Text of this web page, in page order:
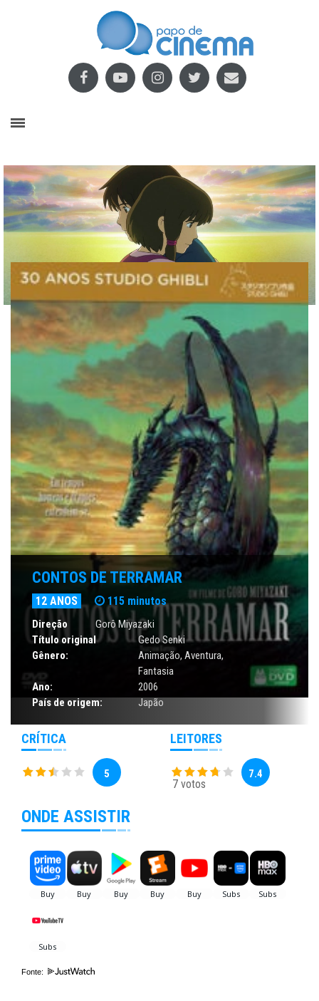
CONTOS DE TERRAMAR
12 ANOS 115 minutos
Direção
Gorô Miyazaki
Título original
Gedo Senki
Gênero:
Animação, Aventura,
Fantasia
Ano:
2006
País de origem:
Japão
CRÍTICA
5
LEITORES
7 votos
7.4
ONDE ASSISTIR
Fonte: